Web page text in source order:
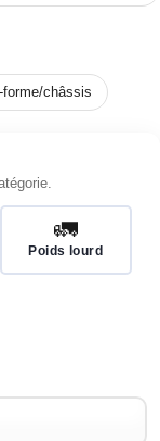
châssis
🚛
Poids lourd